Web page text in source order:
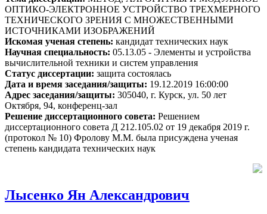
ОПТИКО-ЭЛЕКТРОННОЕ УСТРОЙСТВО ТРЕХМЕРНОГО
ТЕХНИЧЕСКОГО ЗРЕНИЯ С МНОЖЕСТВЕННЫМИ
ИСТОЧНИКАМИ ИЗОБРАЖЕНИЙ
Искомая ученая степень: кандидат технических наук
Научная специальность: 05.13.05 - Элементы и устройства
вычислительной техники и систем управления
Статус диссертации: защита состоялась
Дата и время заседания/защиты: 19.12.2019 16:00:00
Адрес заседания/защиты: 305040, г. Курск, ул. 50 лет
Октября, 94, конференц-зал
Решение диссертационного совета: Решением
диссертационного совета Д 212.105.02 от 19 декабря 2019 г.
(протокол № 10) Фролову М.М. была присуждена ученая
степень кандидата технических наук
Лысенко Ян Александрович